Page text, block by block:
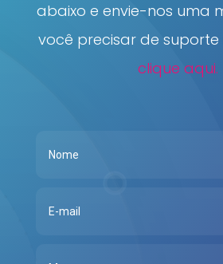
abaixo e envie-nos uma
você precisar de
clique aqui.